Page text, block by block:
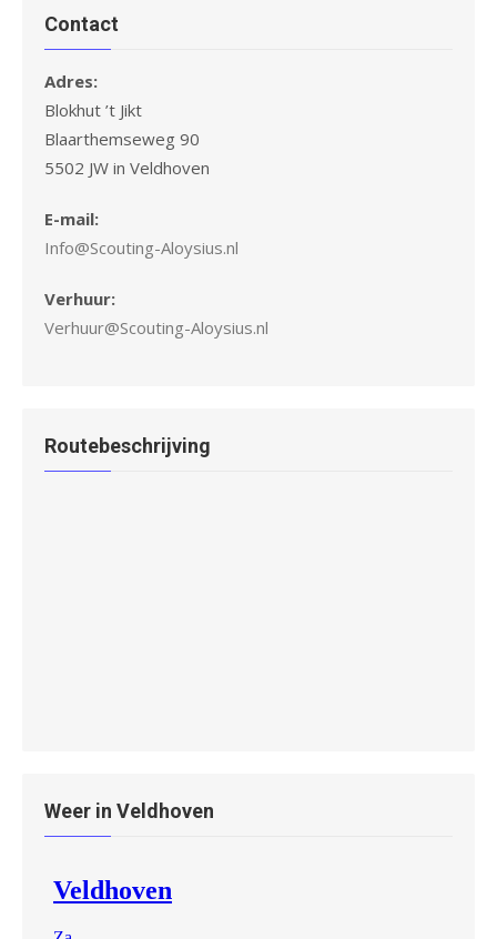
Contact
Adres:
Blokhut ’t Jikt
Blaarthemseweg 90
5502 JW in Veldhoven
E-mail:
Info@Scouting-Aloysius.nl
Verhuur:
Verhuur@Scouting-Aloysius.nl
Routebeschrijving
Weer in Veldhoven